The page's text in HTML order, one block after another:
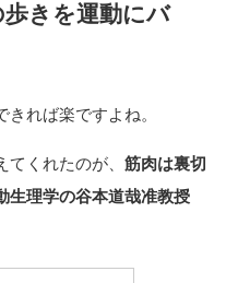
きを運動にバ
れば楽ですよね。
くれたのが、 筋肉は裏切
生理学の谷本道哉准教授